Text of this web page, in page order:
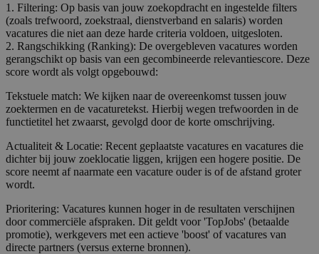
1. Filtering: Op basis van jouw zoekopdracht en ingestelde filters
(zoals trefwoord, zoekstraal, dienstverband en salaris) worden
vacatures die niet aan deze harde criteria voldoen, uitgesloten.
2. Rangschikking (Ranking): De overgebleven vacatures worden
gerangschikt op basis van een gecombineerde relevantiescore. Deze
score wordt als volgt opgebouwd:
Tekstuele match: We kijken naar de overeenkomst tussen jouw
zoektermen en de vacaturetekst. Hierbij wegen trefwoorden in de
functietitel het zwaarst, gevolgd door de korte omschrijving.
Actualiteit & Locatie: Recent geplaatste vacatures en vacatures die
dichter bij jouw zoeklocatie liggen, krijgen een hogere positie. De
score neemt af naarmate een vacature ouder is of de afstand groter
wordt.
Prioritering: Vacatures kunnen hoger in de resultaten verschijnen
door commerciële afspraken. Dit geldt voor 'TopJobs' (betaalde
promotie), werkgevers met een actieve 'boost' of vacatures van
directe partners (versus externe bronnen).